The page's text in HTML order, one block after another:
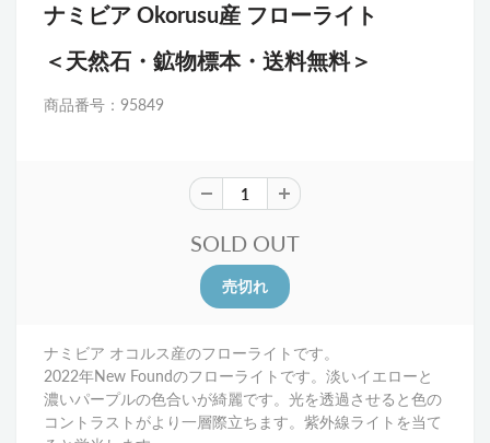
ナミビア Okorusu産 フローライト
＜天然石・鉱物標本・送料無料＞
商品番号：95849
SOLD OUT
ナミビア オコルス産のフローライトです。
2022年New Foundのフローライトです。淡いイエローと
濃いパープルの色合いが綺麗です。光を透過させると色の
コントラストがより一層際立ちます。 紫外線ライトを当て